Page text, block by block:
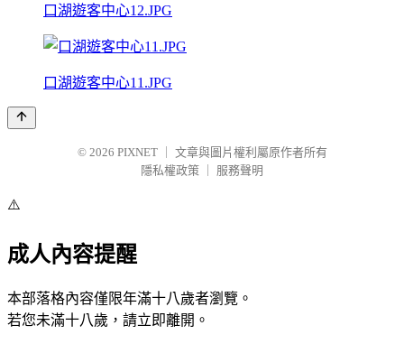
口湖遊客中心12.JPG
口湖遊客中心11.JPG
© 2026 PIXNET
文章與圖片權利屬原作者所有
隱私權政策
服務聲明
⚠️
成人內容提醒
本部落格內容僅限年滿十八歲者瀏覽。
若您未滿十八歲，請立即離開。